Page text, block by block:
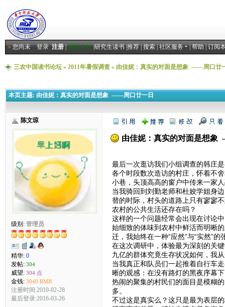
»您尚未登录 注册|返回主站|研究生读书|推荐|搜索|社区服务 |帮助|订阅
三农中国读书论坛» 2011年暑假调查» 由佳妮：真实的对面是想象 ——周口廿
本页主题: 由佳妮：真实的对面是想象 ——周口廿一日
陈文琼
级别: 管理员
精华: 0
发帖: 304
威望: 304 点
金钱: 3040 RMB
注册时间:2010-02-28
最后登录:2016-03-26
由佳妮：真实的对面是想
最后一次逛访我们小组调查的韩庄
各个时段数次造访的村庄，怀着不
小巷，头顶高高的窗户中传来一家
当我骑回到刘勤老师和杜姣学姐身
替的时际，村头的道路上只有寥寥
农村的公共生活还存在吗？
这样的一个问题经常会出现在讨论
始细致的体味到农村中鲜活而明晰
迁，我始终在一种“应然”与“实然”
在这次调研中，体验最为深刻的关
九亿的群体究竟生存状况如何，我
当我真正和队员们一起推着自行车
晰的观感：在没有路灯的黑夜序幕
热闹的聚集的村民们的面目是模糊
多。
不过这是真实么？这只是最为表层